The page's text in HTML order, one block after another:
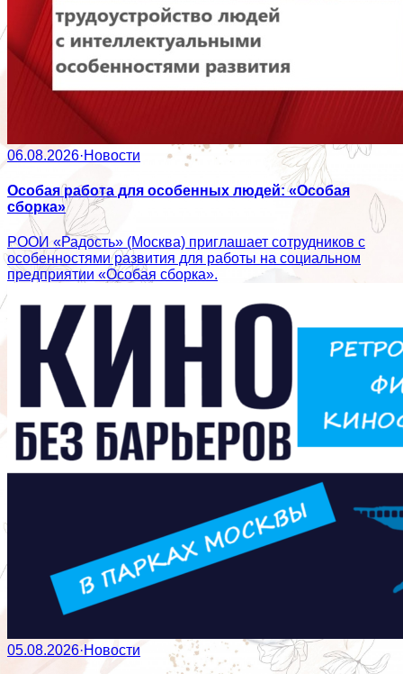
06.08.2026·Новости
Особая работа для особенных людей: «Особая
сборка»
РООИ «Радость» (Москва) приглашает сотрудников с
особенностями развития для работы на социальном
предприятии «Особая сборка».
05.08.2026·Новости